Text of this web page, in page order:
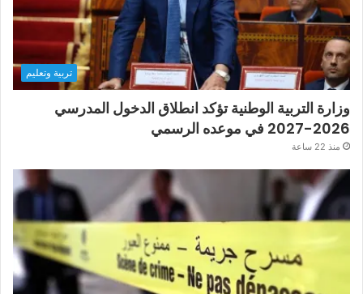
تربية وتعليم
وزارة التربية الوطنية تؤكد انطلاق الدخول المدرسي
2026-2027 في موعده الرسمي
منذ 22 ساعة